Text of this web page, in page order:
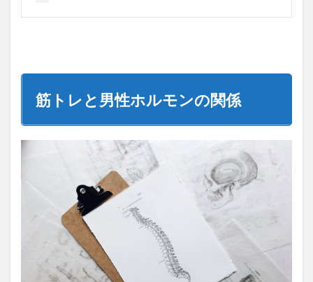
筋トレと男性ホルモンの関係